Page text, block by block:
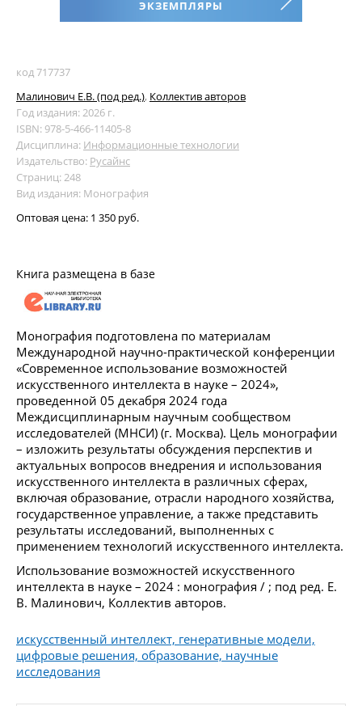
ЭКЗЕМПЛЯРЫ
код 717737
Малинович Е.В. (под ред.), Коллектив авторов
Год издания: 2026 г.
ISBN: 978-5-466-11405-8
Дисциплина: Информационные технологии
Издательство: Русайнс
Страниц: 248
Вид издания: Монография
Оптовая цена: 1 350 руб.
Книга размещена в базе
Монография подготовлена по материалам
Международной научно-практической конференции
«Современное использование возможностей
искусственного интеллекта в науке – 2024»,
проведенной 05 декабря 2024 года
Междисциплинарным научным сообществом
исследователей (МНСИ) (г. Москва). Цель монографии
– изложить результаты обсуждения перспектив и
актуальных вопросов внедрения и использования
искусственного интеллекта в различных сферах,
включая образование, отрасли народного хозяйства,
государственное управление, а также представить
результаты исследований, выполненных с
применением технологий искусственного интеллекта.
Использование возможностей искусственного
интеллекта в науке – 2024 : монография / ; под ред. Е.
В. Малинович, Коллектив авторов.
искусственный интеллект, генеративные модели,
цифровые решения, образование, научные
исследования